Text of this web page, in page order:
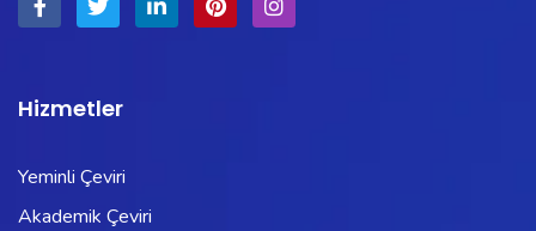
Hizmetler
Yeminli Çeviri
Akademik Çeviri